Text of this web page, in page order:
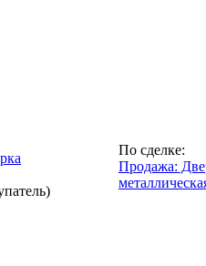
По сделке:
Продажа: